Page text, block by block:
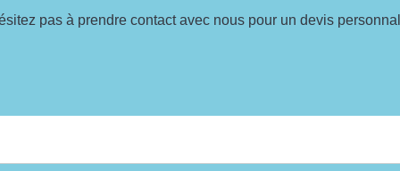
pas à prendre contact avec nous pour un devis